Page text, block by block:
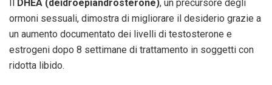
DHEA (deidroepiandrosterone), un precursore degli
ormoni sessuali, dimostra di migliorare il desiderio grazie a
un aumento documentato dei livelli di testosterone e
estrogeni dopo 8 settimane di trattamento in soggetti con
ridotta libido.